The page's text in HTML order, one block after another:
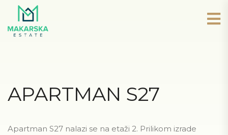
APARTMAN S27
Apartman S27 nalazi se na etaži 2. Prilikom izrade